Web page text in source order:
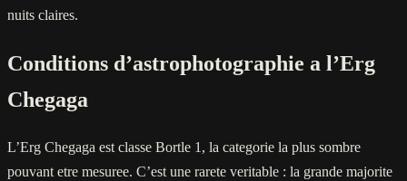
nuits claires.
Conditions d’astrophotographie a l’Erg
Chegaga
L’Erg Chegaga est classe Bortle 1, la categorie la plus sombre
pouvant etre mesuree. C’est une rarete veritable : la grande majorite